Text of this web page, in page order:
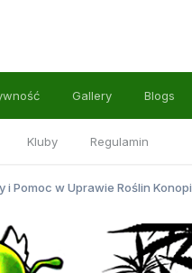
Kluby Regulamin
Gallery Blogs
i Pomoc w Uprawie Roślin Konopi